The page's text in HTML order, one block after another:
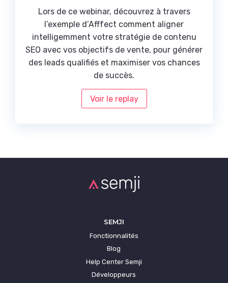
Lors de ce webinar, découvrez à travers
l’exemple d’Afffect comment aligner
intelligemment votre stratégie de contenu
SEO avec vos objectifs de vente, pour générer
des leads qualifiés et maximiser vos chances
de succès.
Voir le replay
SEMJI
Fonctionnalités
Blog
Help Center Semji
Développeurs